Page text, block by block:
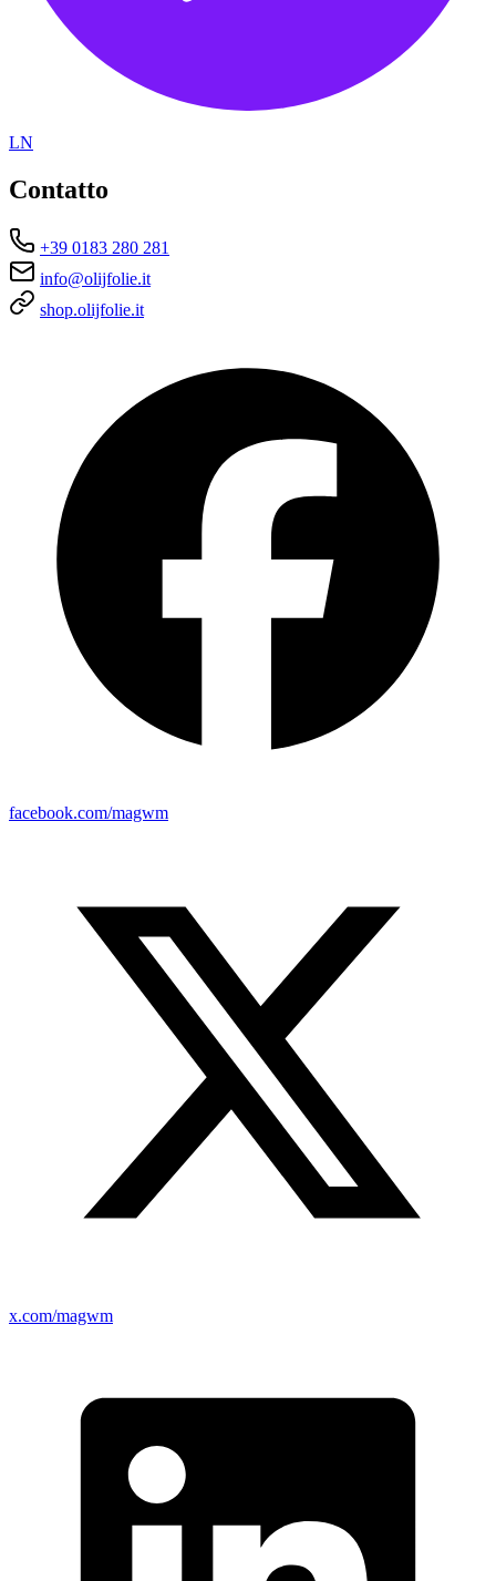
LN
Contatto
+39 0183 280 281
info@olijfolie.it
shop.olijfolie.it
facebook.com/magwm
x.com/magwm